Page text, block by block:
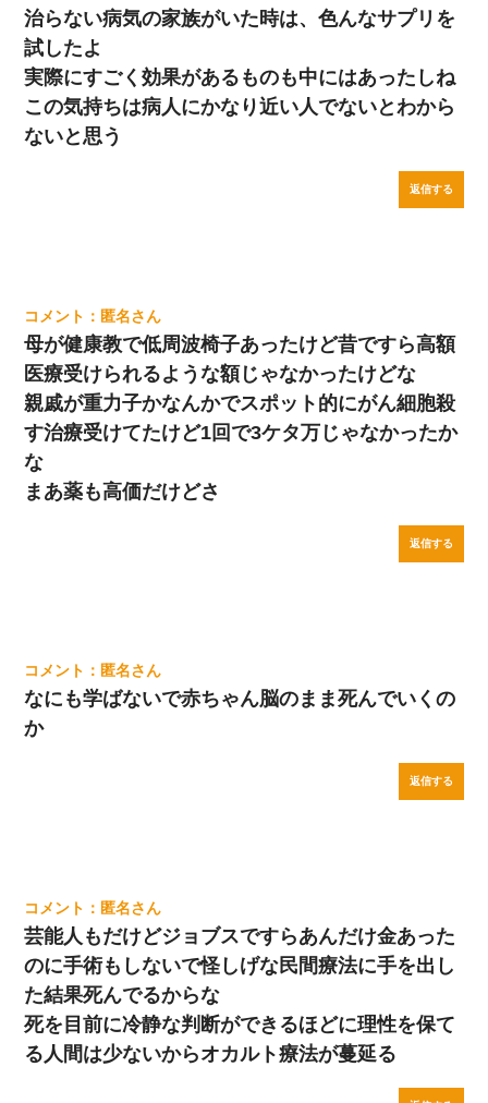
治らない病気の家族がいた時は、色んなサプリを
試したよ
実際にすごく効果があるものも中にはあったしね
この気持ちは病人にかなり近い人でないとわから
ないと思う
返信する
匿名
母が健康教で低周波椅子あったけど昔ですら高額
医療受けられるような額じゃなかったけどな
親戚が重力子かなんかでスポット的にがん細胞殺
す治療受けてたけど1回で3ケタ万じゃなかったか
な
まあ薬も高価だけどさ
返信する
匿名
なにも学ばないで赤ちゃん脳のまま死んでいくの
か
返信する
匿名
芸能人もだけどジョブスですらあんだけ金あった
のに手術もしないで怪しげな民間療法に手を出し
た結果死んでるからな
死を目前に冷静な判断ができるほどに理性を保て
る人間は少ないからオカルト療法が蔓延る